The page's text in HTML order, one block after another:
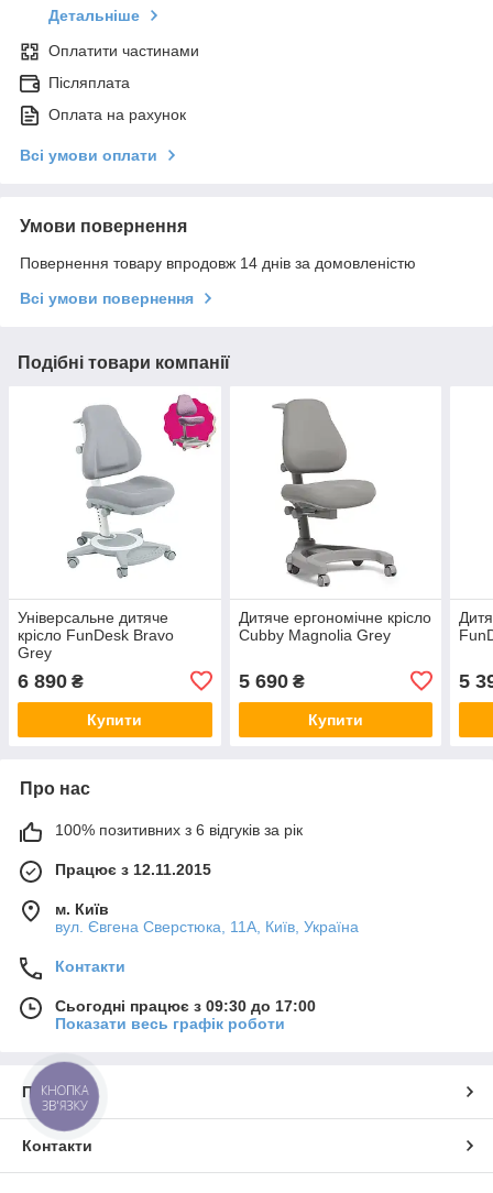
Детальніше
Оплатити частинами
Післяплата
Оплата на рахунок
Всі умови оплати
Умови повернення
Повернення товару впродовж 14 днів за домовленістю
Всі умови повернення
Подібні товари компанії
Універсальне дитяче
крісло FunDesk Bravo
Grey
6 890 ₴
Купити
Дитяче ергономічне крісло
Cubby Magnolia Grey
5 690₴
Купити
5
Про нас
100% позитивних з 6 відгуків за рік
Працює з 12.11.2015
м. Київ
вул. Євгена Сверстюка, 11А, Київ, Україна
Контакти
Сьогодні працює з 09:30 до 17:00
Показати весь графік роботи
Про нас
Контакти
КНОПКА
ЗВ'ЯЗКУ